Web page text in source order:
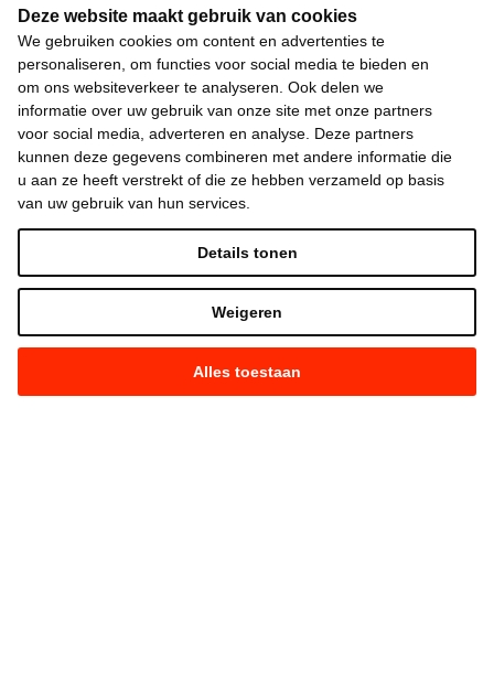
Deze website maakt gebruik van cookies
We gebruiken cookies om content en advertenties te
personaliseren, om functies voor social media te bieden en
om ons websiteverkeer te analyseren. Ook delen we
informatie over uw gebruik van onze site met onze partners
voor social media, adverteren en analyse. Deze partners
kunnen deze gegevens combineren met andere informatie die
u aan ze heeft verstrekt of die ze hebben verzameld op basis
van uw gebruik van hun services.
Alles toestaan
Weigeren
Details tonen